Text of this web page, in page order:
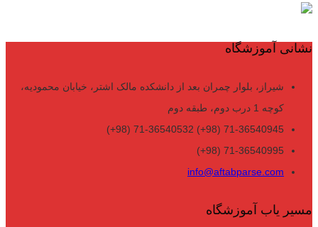
نشانی آموزشگاه
شیراز، بلوار چمران بعد از دانشکده مالک اشتر، خیابان محمودیه،
کوچه 1 درب دوم، طبقه دوم
71-36540945 (98+) 71-36540532 (98+)
71-36540995 (98+)
info@aftabparse.com
مسیر یاب آموزشگاه